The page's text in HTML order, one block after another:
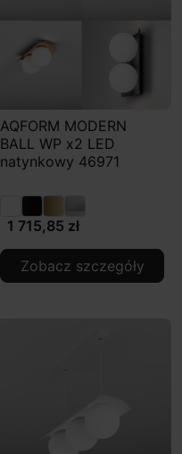
AQFORM MODERN
BALL WP x2 LED
natynkowy 46971
1 715,85 zł
Zobacz szczegóły